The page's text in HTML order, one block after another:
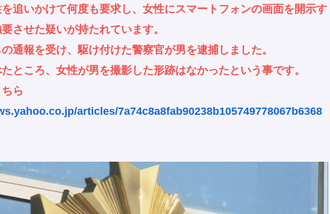
追いかけて何度も要求し、女性にスマートフォンの画面を開示す
させた疑いが持たれています。
通報を受け、駆け付けた警察官が男を逮捕しました。
ところ、女性が男を撮影した形跡はなかったという事です。
ら
articles/7a74c8a8fab90238b105749778067b6368